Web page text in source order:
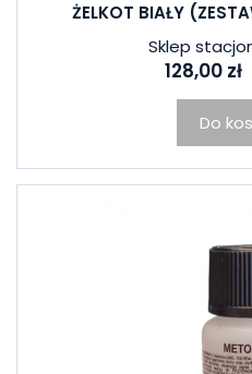
ŻELKOT BIAŁY
Sklep
128,00 zł
Do